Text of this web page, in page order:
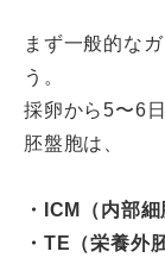
まず一般的な
う。
採卵から5〜6
胚盤胞は、
・ICM（内部
・TE（栄養外